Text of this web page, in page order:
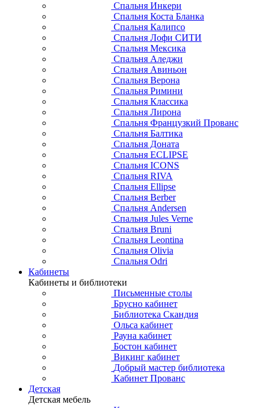
Спальня Инкери
Спальня Коста Бланка
Спальня Калипсо
Спальня Лофи СИТИ
Спальня Мексика
Спальня Аледжи
Спальня Авиньон
Спальня Верона
Спальня Римини
Спальня Классика
Спальня Лирона
Спальня Французкий Прованс
Спальня Балтика
Спальня Доната
Спальня ECLIPSE
Спальня ICONS
Спальня RIVA
Спальня Ellipse
Спальня Berber
Спальня Andersen
Спальня Jules Verne
Спальня Bruni
Спальня Leontina
Спальня Olivia
Спальня Odri
Кабинеты
Кабинеты и библиотеки
Письменные столы
Брусно кабинет
Библиотека Скандия
Ольса кабинет
Рауна кабинет
Бостон кабинет
Викинг кабинет
Добрый мастер библиотека
Кабинет Прованс
Детская
Детская мебель